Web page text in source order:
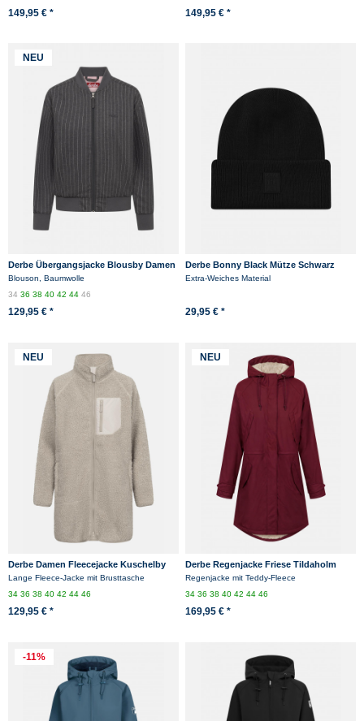
149,95 € * 149,95 € *
NEU
Derbe Übergangsjacke Blousby Damen
Grau Anthrazit Blouson
Blouson, Baumwolle
34363840424446
129,95 € *
Derbe Bonny Black Mütze Schwarz
Extra-Weiches Material
29,95 € *
NEU
Derbe Damen Fleecejacke Kuschelby
Long Beige Teddy
Lange Fleece-Jacke mit Brusttasche
34363840424446
129,95 € *
NEU
Derbe Regenjacke Friese Tildaholm
Damen Rot Gefüttert
Regenjacke mit Teddy-Fleece
34363840424446
169,95 € *
-11%